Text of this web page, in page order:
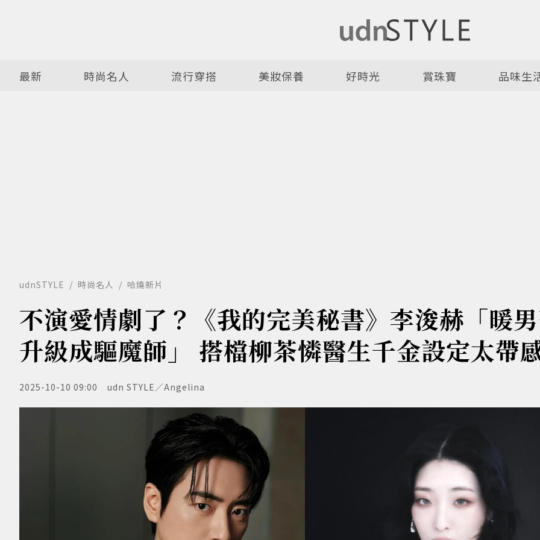
最新 時尚名人 流行穿搭 美妝保養 好時光 賞珠寶 品味生
udnSTYLE 時尚名人 哈燒新片
不演愛情劇了？《我的完美秘書》李浚赫「暖
升級成驅魔師」 搭檔柳茶憐醫生千金設定太帶
2025-10-10 09:00 udn STYLE／Angelina